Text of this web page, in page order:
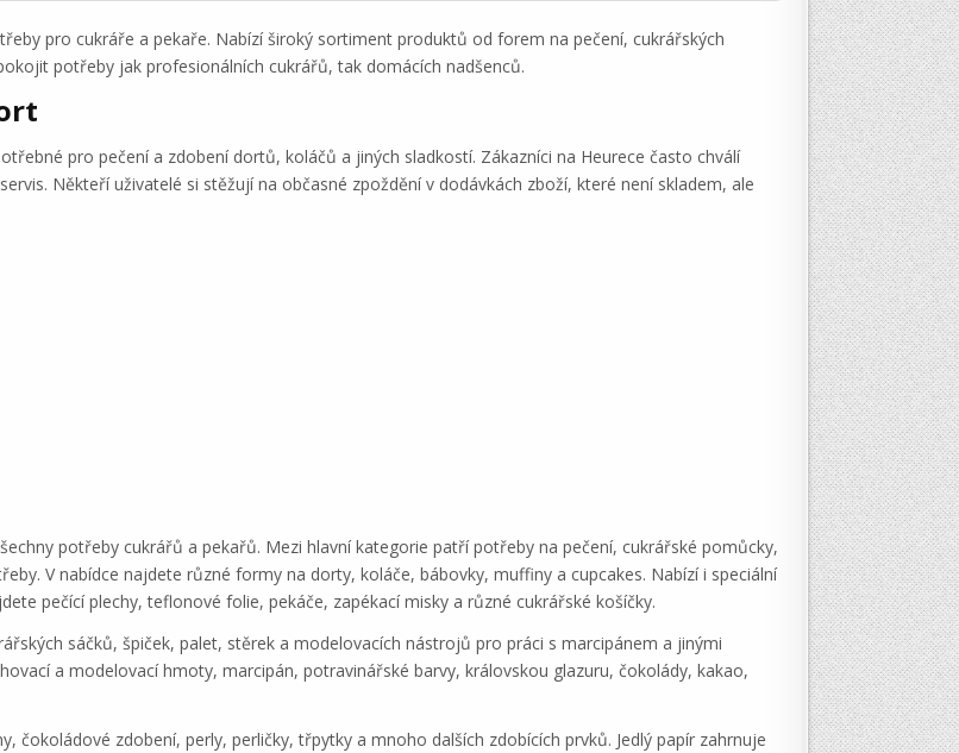
pro cukráře a pekaře. Nabízí široký sortiment produktů od forem na pečení, cukrářských
potřeby jak profesionálních cukrářů, tak domácích nadšenců.
pro pečení a zdobení dortů, koláčů a jiných sladkostí. Zákazníci na Heurece často chválí
Někteří uživatelé si stěžují na občasné zpoždění v dodávkách zboží, které není skladem, ale
potřeby cukrářů a pekařů. Mezi hlavní kategorie patří potřeby na pečení, cukrářské pomůcky,
V nabídce najdete různé formy na dorty, koláče, bábovky, muffiny a cupcakes. Nabízí i speciální
pečící plechy, teflonové folie, pekáče, zapékací misky a různé cukrářské košíčky.
sáčků, špiček, palet, stěrek a modelovacích nástrojů pro práci s marcipánem a jinými
a modelovací hmoty, marcipán, potravinářské barvy, královskou glazuru, čokolády, kakao,
čokoládové zdobení, perly, perličky, třpytky a mnoho dalších zdobících prvků. Jedlý papír zahrnuje